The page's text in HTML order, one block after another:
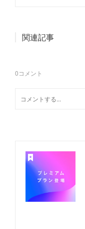
関連記事
0コメント